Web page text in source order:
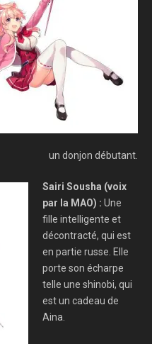
un donjon débutant.
Sairi Sousha (voix
par la MAO) : Une
fille intelligente et
décontracté, qui est
en partie russe. Elle
porte son écharpe
telle une shinobi, qui
est un cadeau de
Aina.